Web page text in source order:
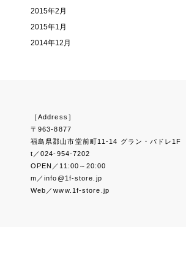
2015年2月
2015年1月
2014年12月
［Address］
〒963-8877
福島県郡山市堂前町11-14 グラン・パドレ1F
t／024-954-7202
OPEN／11:00～20:00
m／info@1f-store.jp
Web／www.1f-store.jp